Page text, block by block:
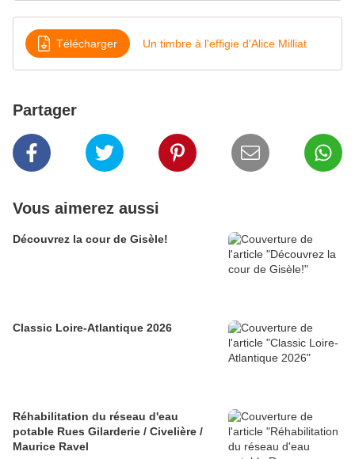
Télécharger Un timbre à l'effigie d'Alice Milliat
Partager
Vous aimerez aussi
Découvrez la cour de Gisèle!
Classic Loire-Atlantique 2026
Réhabilitation du réseau d'eau
potable Rues Gilarderie / Civelière /
Maurice Ravel